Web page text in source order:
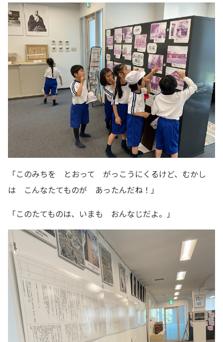
「このみちを とおって がっこうにくるけど、むかし
は こんなたてものが あったんだね！」
「このたてものは、いまも おんなじだよ。」